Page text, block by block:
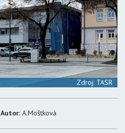
Zdroj: TASR
Autor: A.Moštková